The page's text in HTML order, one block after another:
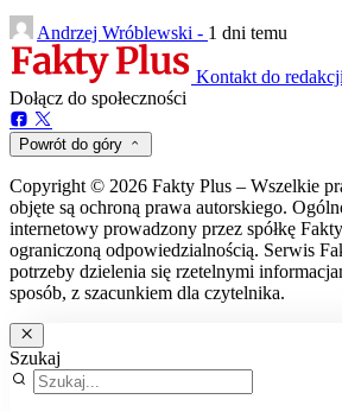
Andrzej Wróblewski - 1 dni temu
Kontakt do
Dołącz do społeczności
Powrót do góry
Copyright © 2026 Fakty Plus – Wszelkie
objęte są ochroną prawa autorskiego.
internetowy prowadzony przez spółkę
ograniczoną odpowiedzialnością. Serwis
potrzeby dzielenia się rzetelnymi
sposób, z szacunkiem dla czytelnika.
Szukaj